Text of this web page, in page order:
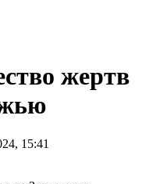
жертв
15:41